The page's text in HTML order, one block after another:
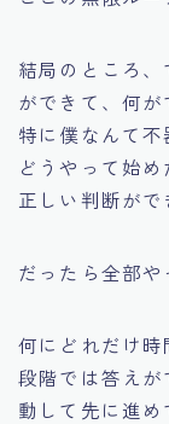
結局のところ
ができて、何が
特に僕なんて
どうやって始
正しい判断がで
だったら全部
何にどれだけ
段階では答え
動して先に進め